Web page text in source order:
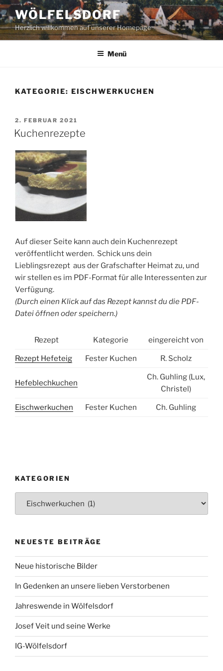
Zum
Inhalt
springen
WÖLFELSDORF
Herzlich willkommen auf unserer Homepage
Menü
KATEGORIE: EISCHWERKUCHEN
VERÖFFENTLICHT
AM
2. FEBRUAR 2021
Kuchenrezepte
Auf dieser Seite kann auch dein Kuchenrezept
veröffentlicht werden. Schick uns dein
Lieblingsrezept aus der Grafschafter Heimat zu, und
wir stellen es im PDF-Format für alle Interessenten zur
Verfügung.
(Durch einen Klick auf das Rezept kannst du die PDF-
Datei öffnen oder speichern.)
Rezept Kategorie eingereicht von
Rezept Hefeteig Fester Kuchen R. Scholz
Hefeblechkuchen
Ch. Guhling (Lux,
Christel)
Eischwerkuchen Fester Kuchen Ch. Guhling
KATEGORIEN
NEUESTE BEITRÄGE
Neue historische Bilder
In Gedenken an unsere lieben Verstorbenen
Jahreswende in Wölfelsdorf
Josef Veit und seine Werke
IG-Wölfelsdorf